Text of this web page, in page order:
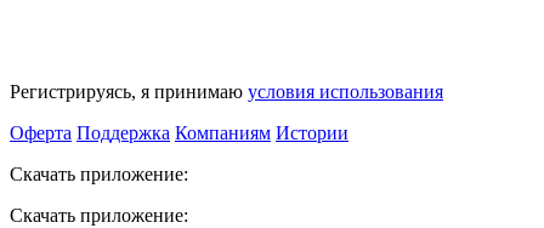
Регистрируясь, я принимаю условия использования
Оферта Поддержка Компаниям Истории
Скачать приложение:
Скачать приложение: